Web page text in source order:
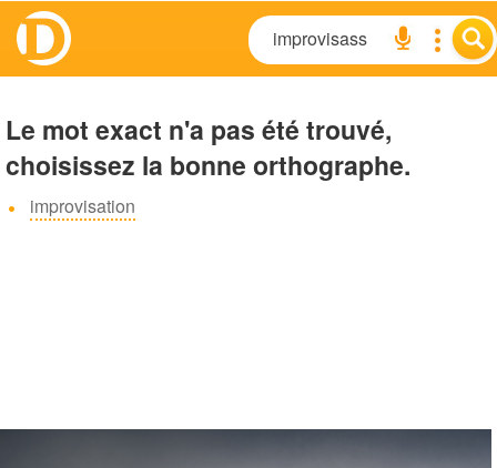
Le mot exact n'a pas été trouvé,
choisissez la bonne orthographe.
improvisation